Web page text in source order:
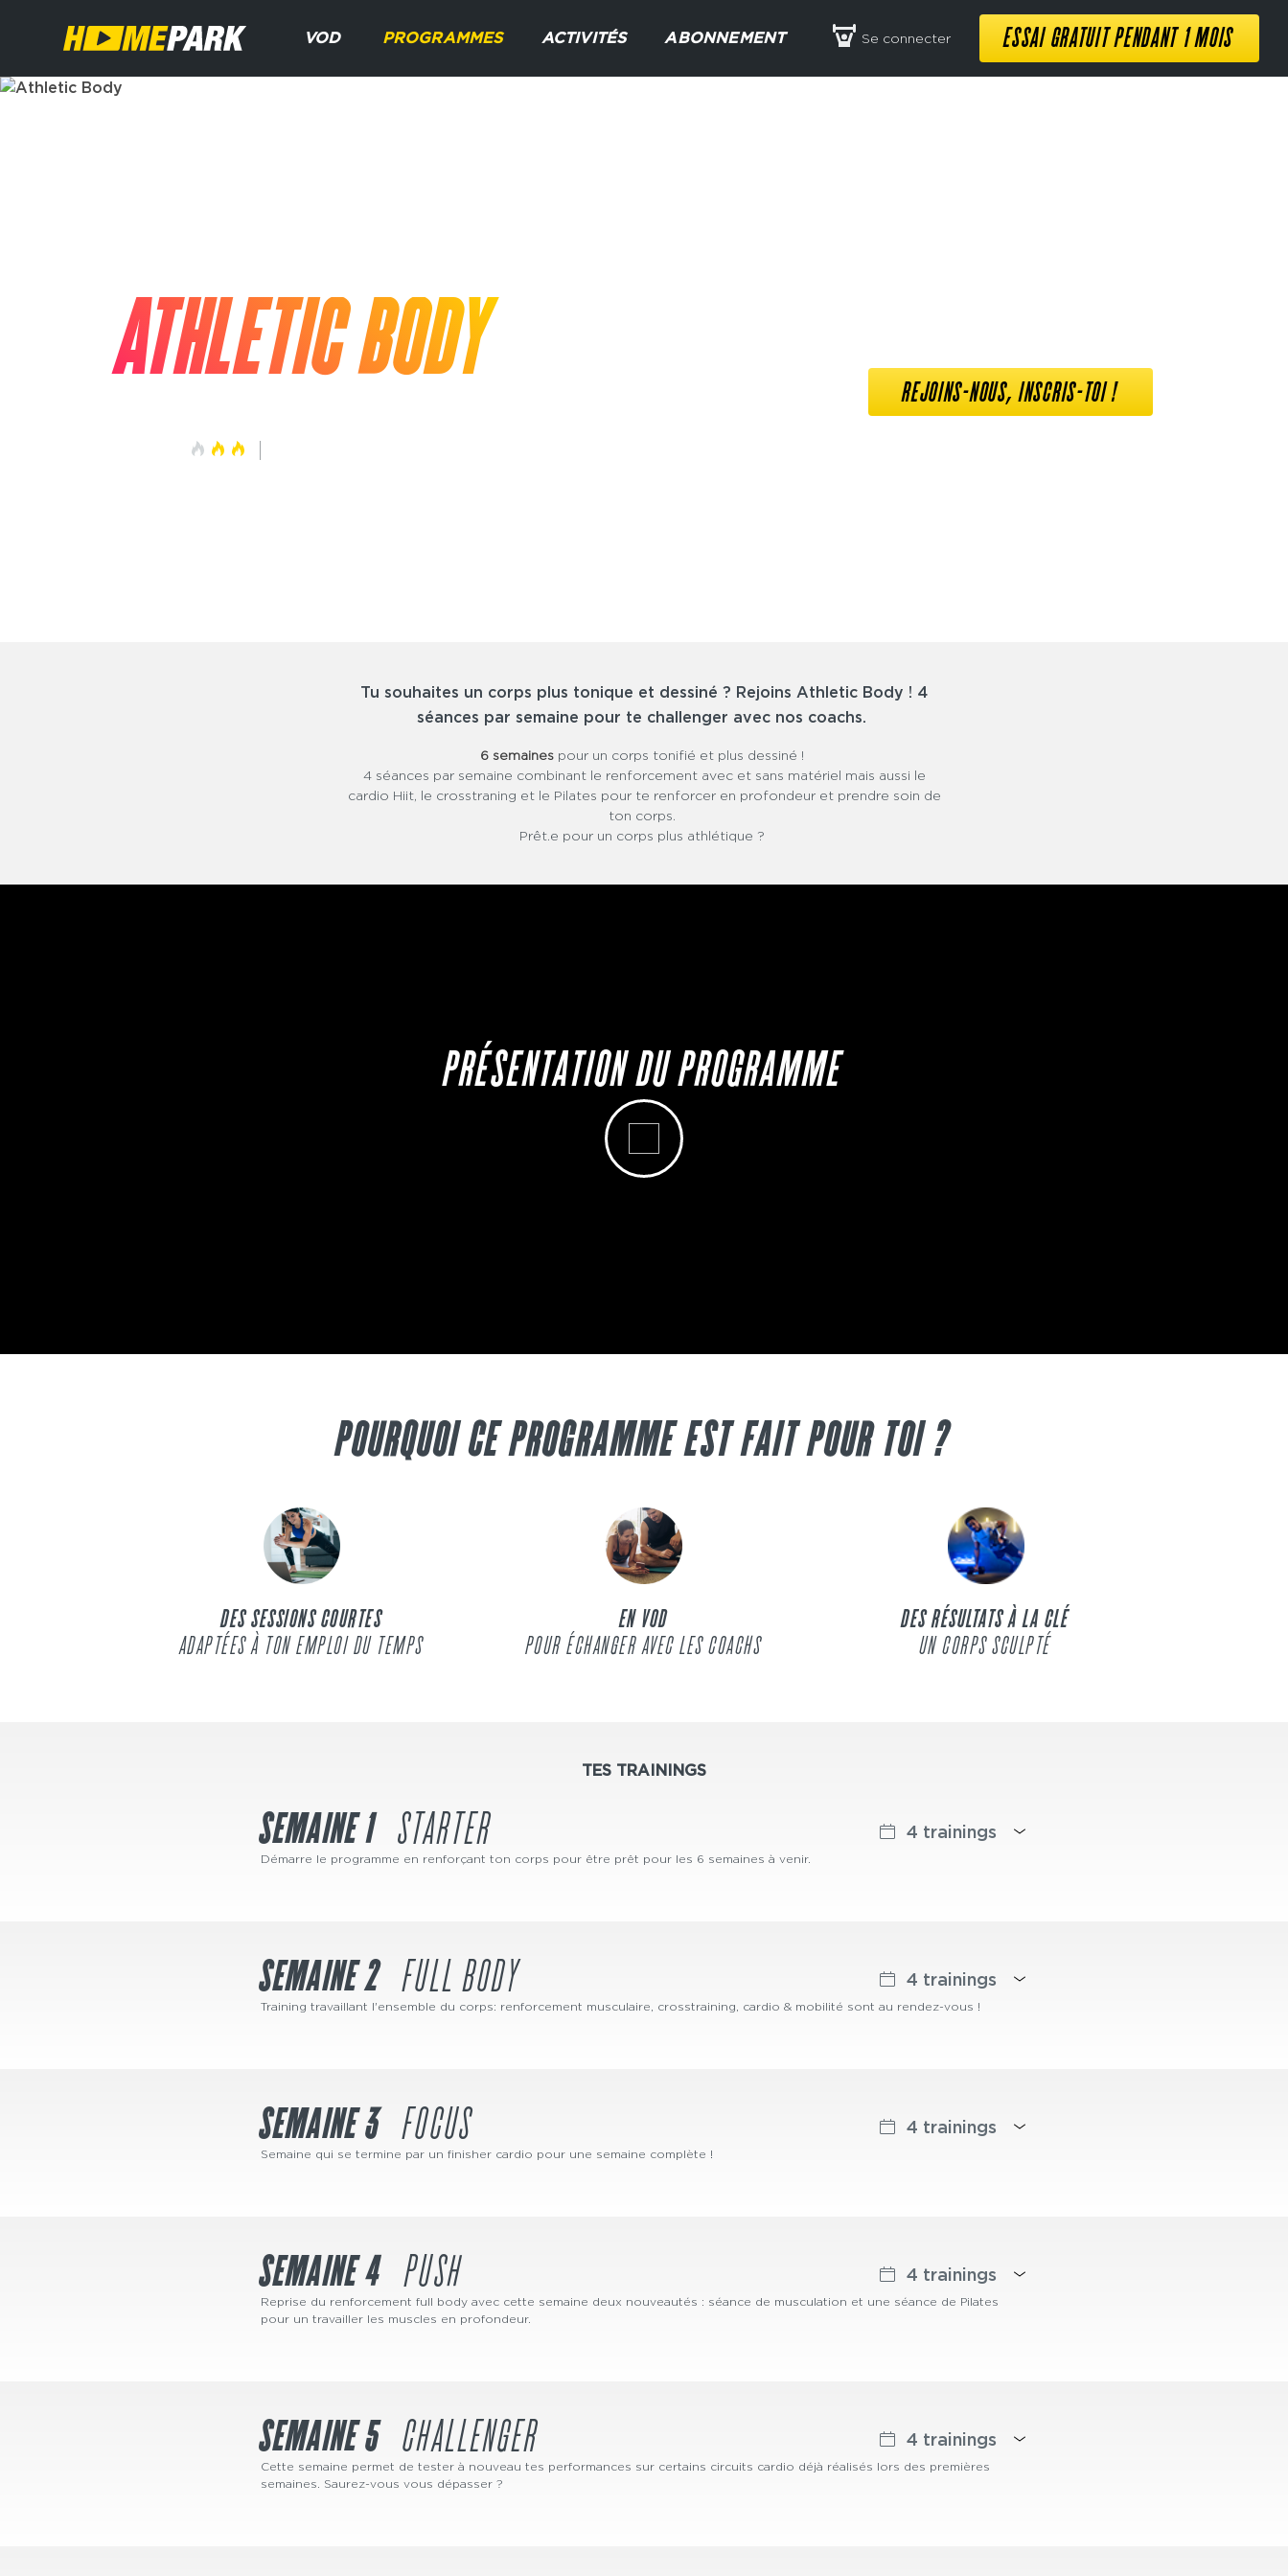
VOD PROGRAMMES ACTIVITÉS ABONNEMENT Se connecter ESSAI GRATUIT PENDANT 1 MOIS
ATHLETIC BODY
REJOINS-NOUS, INSCRIS-TOI !
Tu souhaites un corps plus tonique et dessiné ? Rejoins Athletic Body ! 4
séances par semaine pour te challenger avec nos coachs.
6 semaines pour un corps tonifié et plus dessiné !
4 séances par semaine combinant le renforcement avec et sans matériel mais aussi le
cardio Hiit, le crosstraning et le Pilates pour te renforcer en profondeur et prendre soin de
ton corps.
Prêt.e pour un corps plus athlétique ?
PRÉSENTATION DU PROGRAMME
POURQUOI CE PROGRAMME EST FAIT POUR TOI ?
DES SESSIONS COURTES
ADAPTÉES À TON EMPLOI DU TEMPS
EN VOD
POUR ÉCHANGER AVEC LES COACHS
DES RÉSULTATS À LA CLÉ
UN CORPS SCULPTÉ
TES TRAININGS
SEMAINE 1 STARTER 4 trainings
Démarre le programme en renforçant ton corps pour être prêt pour les 6 semaines à venir.
SEMAINE 2 FULL BODY 4 trainings
Training travaillant l'ensemble du corps: renforcement musculaire, crosstraining, cardio & mobilité sont au rendez-vous !
SEMAINE 3 FOCUS 4 trainings
Semaine qui se termine par un finisher cardio pour une semaine complète !
SEMAINE 4 PUSH 4 trainings
Reprise du renforcement full body avec cette semaine deux nouveautés : séance de musculation et une séance de Pilates
pour un travailler les muscles en profondeur.
SEMAINE 5 CHALLENGER 4 trainings
Cette semaine permet de tester à nouveau tes performances sur certains circuits cardio déjà réalisés lors des premières
semaines. Saurez-vous vous dépasser ?